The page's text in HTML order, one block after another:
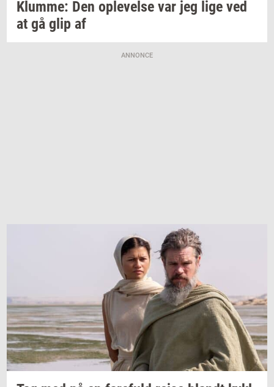
Klum­me: Den op­le­vel­se var jeg lige ved
at gå glip af
ANNONCE